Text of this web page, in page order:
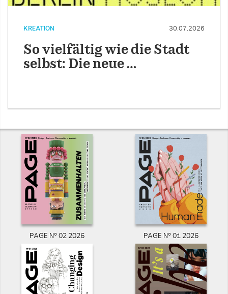
KREATION 30.07.2026
So vielfältig wie die Stadt
selbst: Die neue …
PAGE N° 02 2026 PAGE N° 01 2026